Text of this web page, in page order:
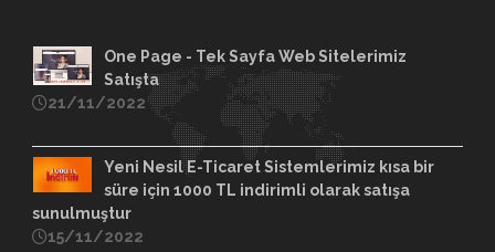
One Page - Tek Sayfa Web Sitelerimiz
Satışta
21/11/2022
Yeni Nesil E-Ticaret Sistemlerimiz kısa bir
süre için 1000 TL indirimli olarak satışa
sunulmuştur
15/11/2022